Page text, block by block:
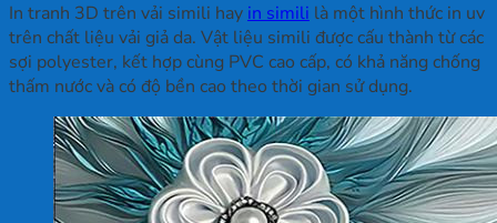
In tranh 3D trên vải simili hay in simili là một hình thức in uv
trên chất liệu vải giả da. Vật liệu simili được cấu thành từ các
sợi polyester, kết hợp cùng PVC cao cấp, có khả năng chống
thấm nước và có độ bền cao theo thời gian sử dụng.